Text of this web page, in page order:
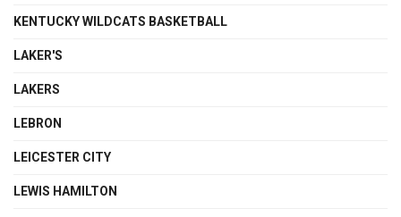
KENTUCKY WILDCATS BASKETBALL
LAKER'S
LAKERS
LEBRON
LEICESTER CITY
LEWIS HAMILTON